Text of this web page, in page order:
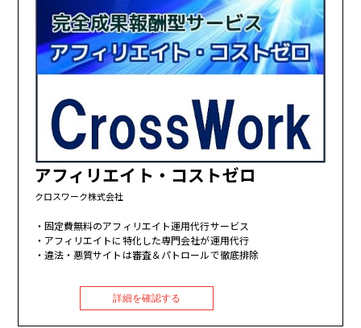
アフィリエイト・コストゼロ
クロスワーク株式会社
固定費無料のアフィリエイト運用代行サービス
アフィリエイトに特化した専門会社が運用代行
違法・悪質サイトは審査＆パトロールで徹底排除
詳細を確認する